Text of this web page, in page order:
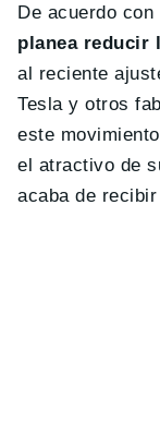
De acuerdo
planea reducir
al reciente
Tesla y otros
este
el atractivo de
acaba de